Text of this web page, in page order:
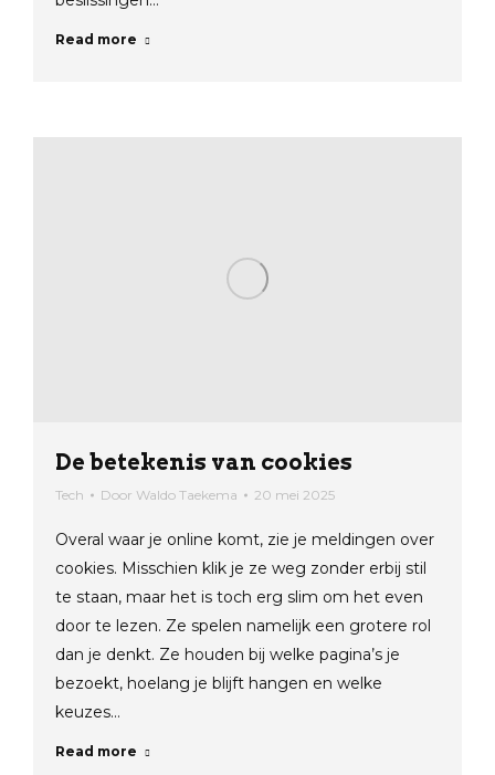
Read more
De betekenis van cookies
Tech Door Waldo Taekema 20 mei 2025
Overal waar je online komt, zie je meldingen over
cookies. Misschien klik je ze weg zonder erbij stil
te staan, maar het is toch erg slim om het even
door te lezen. Ze spelen namelijk een grotere rol
dan je denkt. Ze houden bij welke pagina’s je
bezoekt, hoelang je blijft hangen en welke
keuzes…
Read more